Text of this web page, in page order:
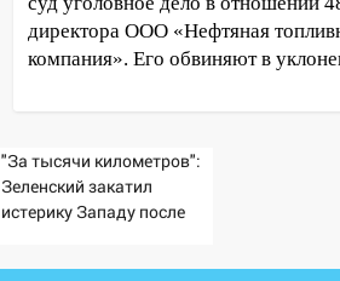
директора ООО «Нефтяная
компания». Его обвиняют в
"За тысячи километров":
Зеленский закатил
истерику Западу после